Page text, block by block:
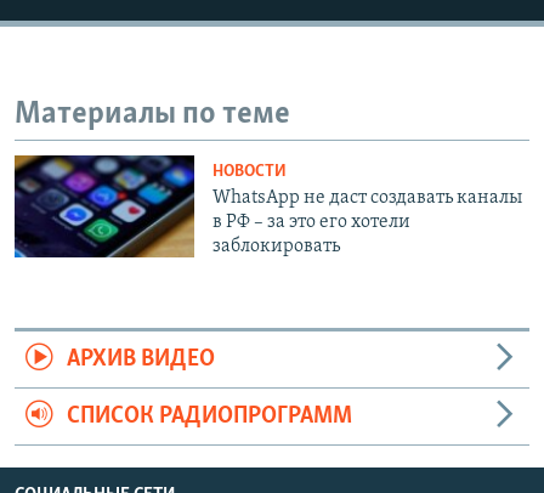
Материалы по теме
НОВОСТИ
WhatsApp не даст создавать каналы
в РФ – за это его хотели
заблокировать
АРХИВ ВИДЕО
СПИСОК РАДИОПРОГРАММ